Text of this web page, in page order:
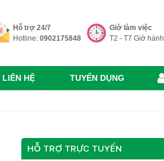
Hỗ trợ 24/7
Hotline: 0902175848
Giờ làm việc
T2 - T7 Giờ
LIÊN HỆ TUYỂN DỤNG
HỖ TRỢ TRỰC TUYẾN